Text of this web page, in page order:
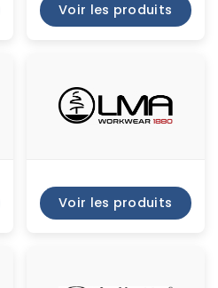
Voir les produits
Voir les produits